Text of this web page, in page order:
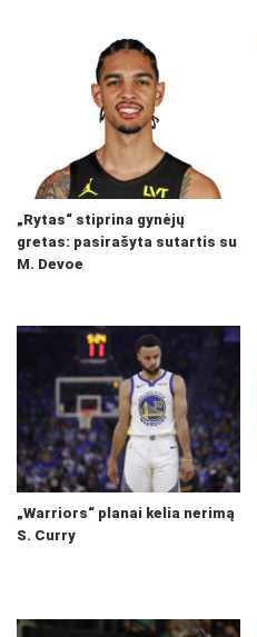
„Rytas“ stiprina gynėjų
gretas: pasirašyta sutartis su
M. Devoe
„Warriors“ planai kelia nerimą
S. Curry